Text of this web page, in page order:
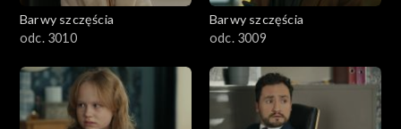
Barwy szczęścia
odc. 3010
Barwy szczęścia
odc. 3009